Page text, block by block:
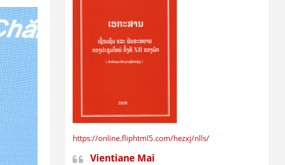
https://online.fliphtml5.com/hezxj/nlls/
Vientiane Mai